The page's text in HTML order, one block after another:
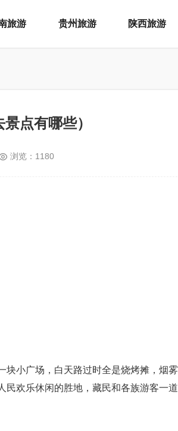
旅游 贵州旅游 陕西旅游
点有哪些）
浏览：1180
块小广场，白天路过时全是烧烤摊，烟雾
民欢乐休闲的胜地，藏民和各族游客一道